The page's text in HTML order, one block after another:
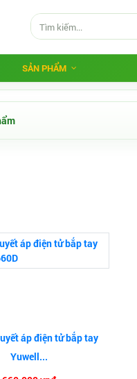
SẢN PHẨM
áp điện tử bắp tay
Yuwell...